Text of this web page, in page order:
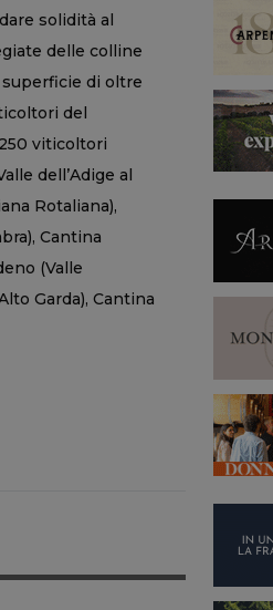
solidità al
delle colline
superficie di oltre
del
viticoltori
dell’Adige al
Rotaliana),
Cantina
(Valle
Garda), Cantina